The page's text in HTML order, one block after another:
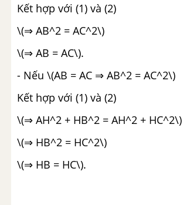
Kết hợp với (1) và (2)
\(⇒ AB^2 = AC^2\)
\(⇒ AB = AC\).
- Nếu \(AB = AC ⇒ AB^2 = AC^2\)
Kết hợp với (1) và (2)
\(⇒ AH^2 + HB^2 = AH^2 + HC^2\)
\(⇒ HB^2 = HC^2\)
\(⇒ HB = HC\).